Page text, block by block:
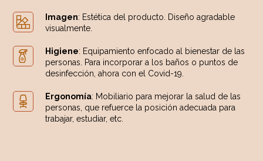
Imagen: Estética del producto. Diseño agradable
visualmente.
Higiene: Equipamiento enfocado al bienestar de las
personas. Para incorporar a los baños o puntos de
desinfección, ahora con el Covid-19.
Ergonomía: Mobiliario para mejorar la salud de las
personas, que refuerce la posición adecuada para
trabajar, estudiar, etc.